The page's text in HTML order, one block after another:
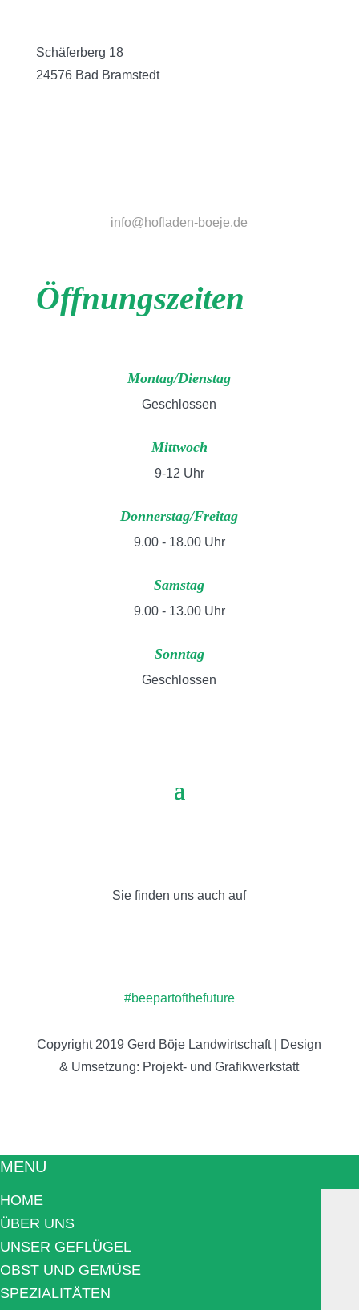
Schäferberg 18
24576 Bad Bramstedt
info@hofladen-boeje.de
Öffnungszeiten
Montag/Dienstag
Geschlossen
Mittwoch
9-12 Uhr
Donnerstag/Freitag
9.00 - 18.00 Uhr
Samstag
9.00 - 13.00 Uhr
Sonntag
Geschlossen
Sie finden uns auch auf
#beepartofthefuture
Copyright 2019Gerd Böje Landwirtschaft| Design
& Umsetzung: Projekt- und Grafikwerkstatt
MENU
HOME
ÜBER UNS
UNSER GEFLÜGEL
OBST UND GEMÜSE
SPEZIALITÄTEN